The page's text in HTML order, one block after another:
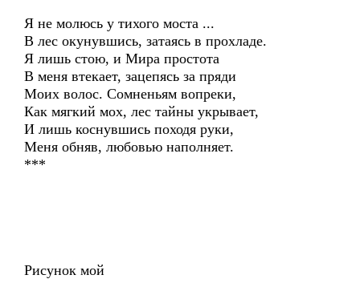
Я не молюсь у тихого моста ...
В лес окунувшись, затаясь в прохладе.
Я лишь стою, и Мира простота
В меня втекает, зацепясь за пряди
Моих волос. Сомненьям вопреки,
Как мягкий мох, лес тайны укрывает,
И лишь коснувшись походя руки,
Меня обняв, любовью наполняет.
***
Рисунок мой